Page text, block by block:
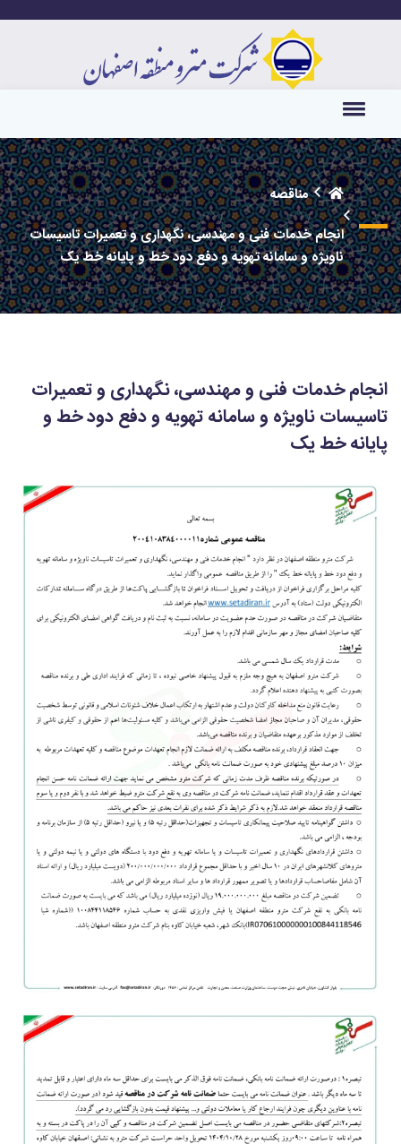
مناقصه
انجام خدمات فنی و مهندسی، نگهداری و تعمیرات تاسیسات
ناویژه و سامانه تهویه و دفع دود خط و پایانه خط یک
انجام خدمات فنی و مهندسی، نگهداری و تعمیرات
تاسیسات ناویژه و سامانه تهویه و دفع دود خط و
پایانه خط یک